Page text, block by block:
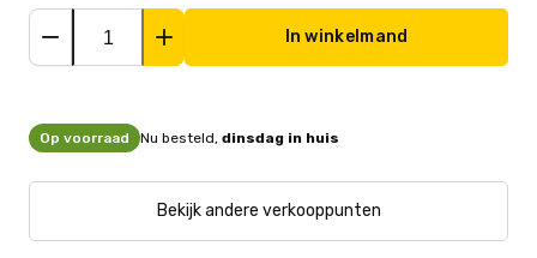
In winkelmand
Op voorraad Nu besteld, dinsdag in huis
Bekijk andere verkooppunten